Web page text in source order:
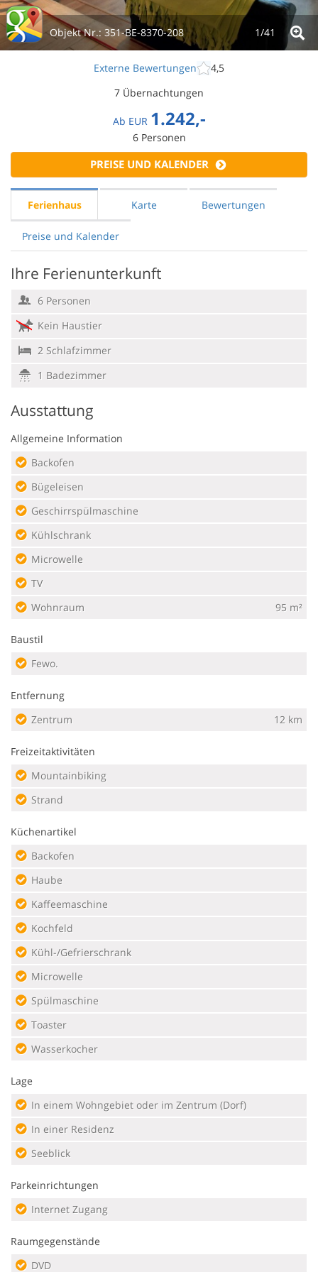
Objekt Nr.: 351-BE-8370-208 1/41
Externe Bewertungen
4,5
7 Übernachtungen
Ab EUR 1.242,-
6 Personen
PREISE UND KALENDER
Ferienhaus Karte Bewertungen
Preise und Kalender
Ihre Ferienunterkunft
6 Personen
Kein Haustier
2 Schlafzimmer
1 Badezimmer
Ausstattung
Allgemeine Information
Backofen
Bügeleisen
Geschirrspülmaschine
Kühlschrank
Microwelle
TV
Wohnraum
95 m²
Baustil
Fewo.
Entfernung
Zentrum
12 km
Freizeitaktivitäten
Mountainbiking
Strand
Küchenartikel
Backofen
Haube
Kaffeemaschine
Kochfeld
Kühl-/Gefrierschrank
Microwelle
Spülmaschine
Toaster
Wasserkocher
Lage
In einem Wohngebiet oder im Zentrum (Dorf)
In einer Residenz
Seeblick
Parkeinrichtungen
Internet Zugang
Raumgegenstände
DVD